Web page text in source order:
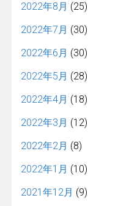
2022年8月 (25)
2022年7月 (30)
2022年6月 (30)
2022年5月 (28)
2022年4月 (18)
2022年3月 (12)
2022年2月 (8)
2022年1月 (10)
2021年12月 (9)